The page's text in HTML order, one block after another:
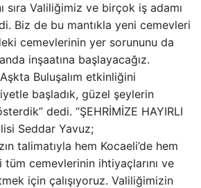
sıra Valiliğimiz ve birçok iş adamı
Biz de bu mantıkla yeni cemevleri
cemevlerinin yer sorununu da
inşaatına başlayacağız.
Aşkta Buluşalım etkinliğini
başladık, güzel şeylerin
dedi. “ŞEHRİMİZE HAYIRLI
Seddar Yavuz;
talimatıyla hem Kocaeli’de hem
cemevlerinin ihtiyaçlarını ve
için çalışıyoruz. Valiliğimizin